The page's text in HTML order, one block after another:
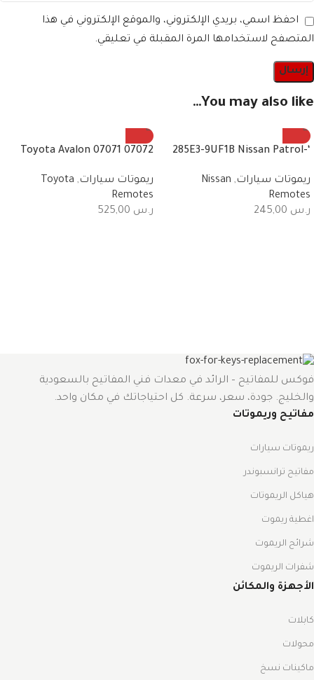
احفظ اسمي، بريدي الإلكتروني، والموقع الإلكتروني في هذا
المتصفح لاستخدامها المرة المقبلة في تعليقي.
You may also like…
‘-285E3-9UF1B Nissan Patrol
2019+2020 3 Button Smart
ريموتات سيارات,
Nissan
Remotes
ر.س
07072 07071 Toyota Avalon
frequency 443 MHz 4 buttons
ريموتات سيارات,
Toyota
Remotes
ر.س
فوكس للمفاتيح – الرائد في معدات فني المفاتيح بالسعودية
والخليج. جودة، سعر، سرعة. كل احتياجاتك في مكان واحد.
مفاتيح وريموتات
ريموتات سيارات
مفاتيح ترانسبوندر
هياكل الريموتات
اغطية ريموت
شرائح الريموت
شفرات الريموت
الأجهزة والمكائن
كابلات
محولات
ماكينات نسخ